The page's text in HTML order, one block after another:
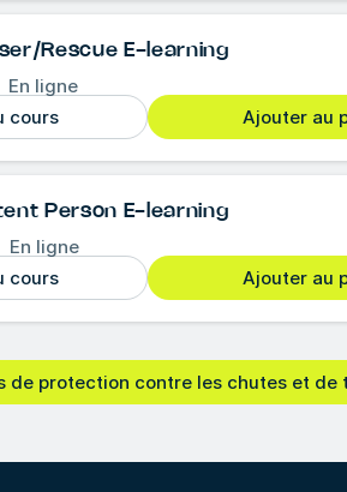
Rescue E-learning
En ligne
cours
Ajouter au
Person E-learning
En ligne
cours
Ajouter au
de protection contre les chutes et de